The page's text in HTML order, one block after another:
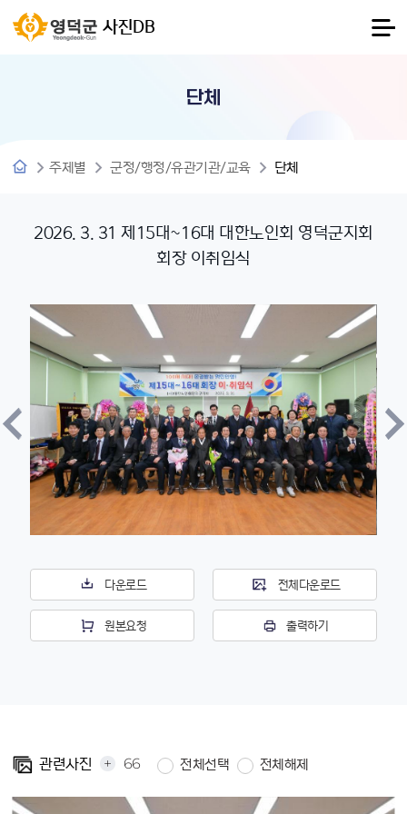
사진DB
단체
주제별 군정/행정/유관기관/교육 단체
2026. 3. 31 제15대~16대 대한노인회 영덕군지회
회장 이취임식
다운로드 전체다운로드
원본요청 출력하기
관련사진 + 66 전체선택 전체해제